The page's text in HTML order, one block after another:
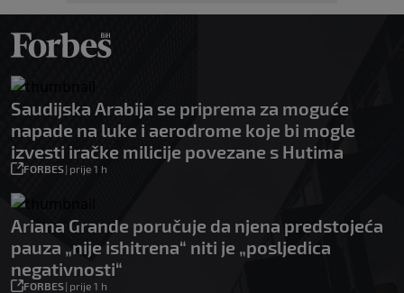
Saudijska Arabija se priprema za moguće
napade na luke i aerodrome koje bi mogle
izvesti iračke milicije povezane s Hutima
FORBES| prije 1 h
Ariana Grande poručuje da njena predstojeća
pauza „nije ishitrena“ niti je „posljedica
negativnosti“
FORBES| prije 1 h